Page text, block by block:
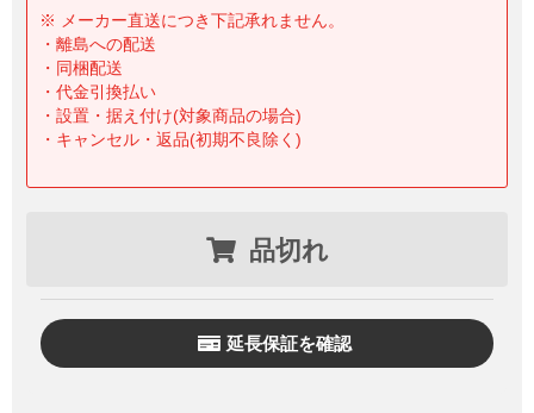
※ メーカー直送につき下記承れません。
・離島への配送
・同梱配送
・代金引換払い
・設置・据え付け(対象商品の場合)
・キャンセル・返品(初期不良除く)
品切れ
延長保証を確認